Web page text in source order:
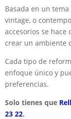
Basada en un
vintage, o
accesorios se hace
crear un ambiente
Cada tipo de
enfoque único y
preferencias.
Solo tienes que
23 22.